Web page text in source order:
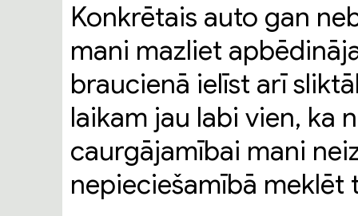
Konkrētais auto gan
mani mazliet
braucienā ielīst arī
laikam jau labi vien, ka
caurgājamībai mani
nepieciešamībā meklēt